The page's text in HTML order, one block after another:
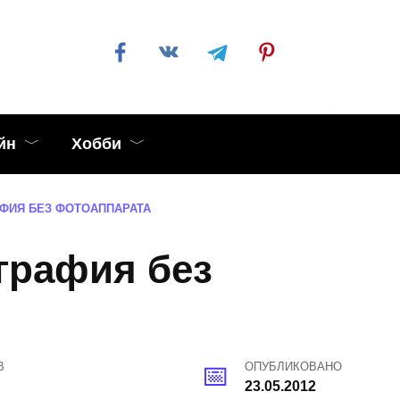
Хобби
БЕЗ ФОТОАППАРАТА
без
ОПУБЛИКОВАНО
23.05.2012